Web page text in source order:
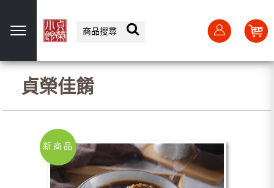
貞榮佳餚
新商品